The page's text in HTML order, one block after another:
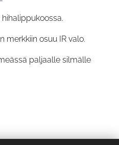
merkkiin osuu IR valo.
paljaalle silmälle